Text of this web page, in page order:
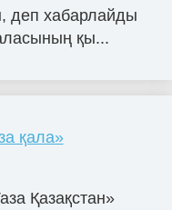
деп хабарлайды
қы...
қала»
Қазақстан»